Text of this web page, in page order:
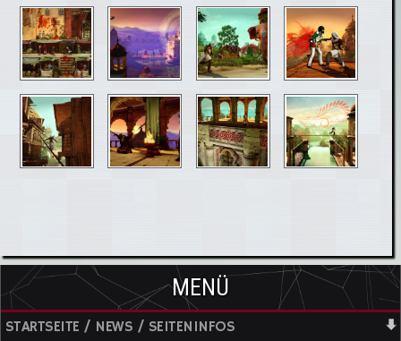
MENÜ
STARTSEITE / NEWS / SEITENINFOS